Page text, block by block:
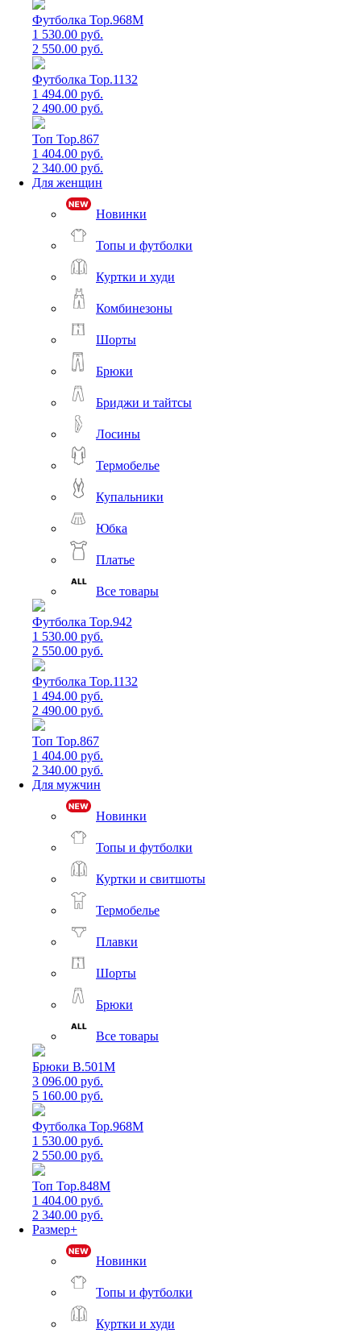
Футболка Top.968M
1 530.00 руб.
2 550.00 руб.
Футболка Top.1132
1 494.00 руб.
2 490.00 руб.
Топ Top.867
1 404.00 руб.
2 340.00 руб.
Для женщин
Новинки
Топы и футболки
Куртки и худи
Комбинезоны
Шорты
Брюки
Бриджи и тайтсы
Лосины
Термобелье
Купальники
Юбка
Платье
Все товары
Футболка Top.942
1 530.00 руб.
2 550.00 руб.
Футболка Top.1132
1 494.00 руб.
2 490.00 руб.
Топ Top.867
1 404.00 руб.
2 340.00 руб.
Для мужчин
Новинки
Топы и футболки
Куртки и свитшоты
Термобелье
Плавки
Шорты
Брюки
Все товары
Брюки B.501M
3 096.00 руб.
5 160.00 руб.
Футболка Top.968M
1 530.00 руб.
2 550.00 руб.
Топ Top.848M
1 404.00 руб.
2 340.00 руб.
Размер+
Новинки
Топы и футболки
Куртки и худи